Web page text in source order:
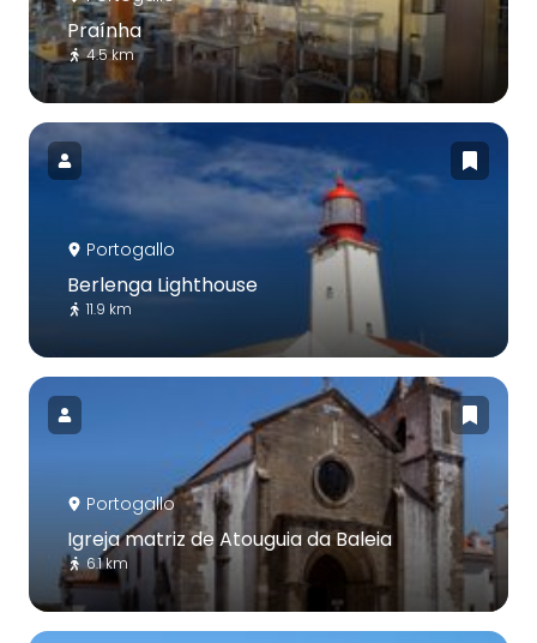
Praínha
4.5 km
Portogallo
Berlenga Lighthouse
11.9 km
Portogallo
Igreja matriz de Atouguia da Baleia
6.1 km